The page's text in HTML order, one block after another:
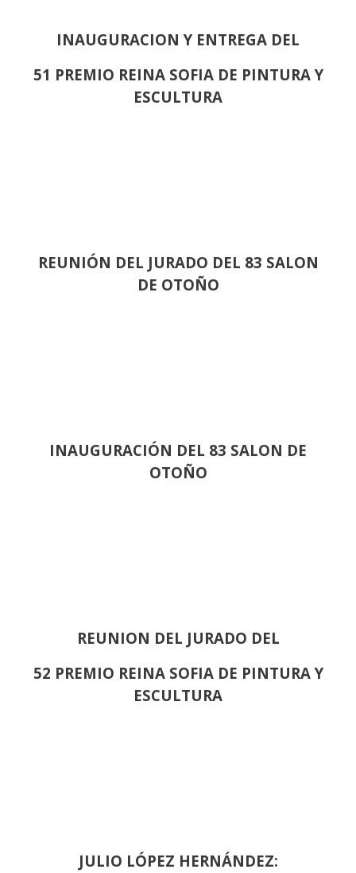
INAUGURACION Y ENTREGA DEL
51 PREMIO REINA SOFIA DE PINTURA Y
ESCULTURA
REUNIÓN DEL JURADO DEL 83 SALON
DE OTOÑO
INAUGURACIÓN DEL 83 SALON DE
OTOÑO
REUNION DEL JURADO DEL
52 PREMIO REINA SOFIA DE PINTURA Y
ESCULTURA
JULIO LÓPEZ HERNÁNDEZ: